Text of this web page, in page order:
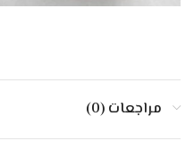
مراجعات (0)